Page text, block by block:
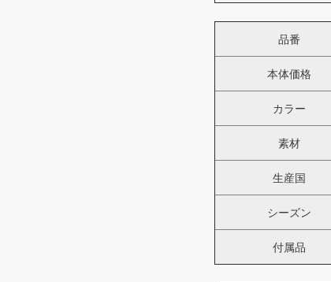
品番
本体価格
カラー
素材
生産国
シーズン
付属品